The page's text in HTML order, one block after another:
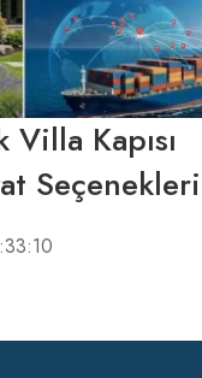
Kapısı
Seçenekleri